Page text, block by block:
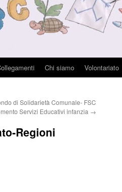
Chi siamo Volontariato
di Solidarietà Comunale- FSC
Servizi Educativi infanzia →
Regioni